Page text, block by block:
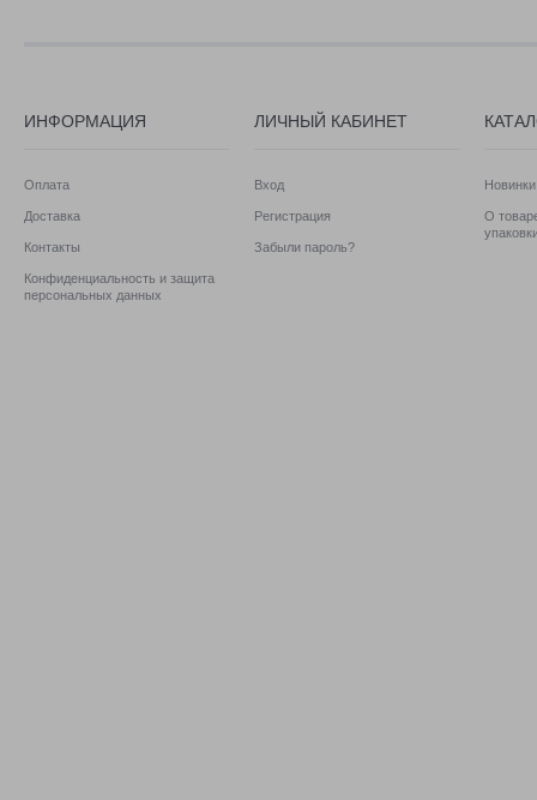
ИНФОРМАЦИЯ
Оплата
Доставка
Контакты
Конфиденциальность и защита
персональных данных
ЛИЧНЫЙ КАБИНЕТ
Вход
Регистрация
Забыли пароль?
Новинки
О